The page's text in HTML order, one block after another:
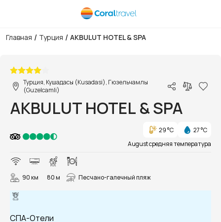
Главная / Турция / AKBULUT HOTEL & SPA
Турция, Кушадасы (Kusadasi), Гюзельчамлы
(Guzelcamli)
AKBULUT HOTEL & SPA
29 °C
27 °C
August средняя температура
90 км 80 м Песчано-галечный пляж
СПА-Отели